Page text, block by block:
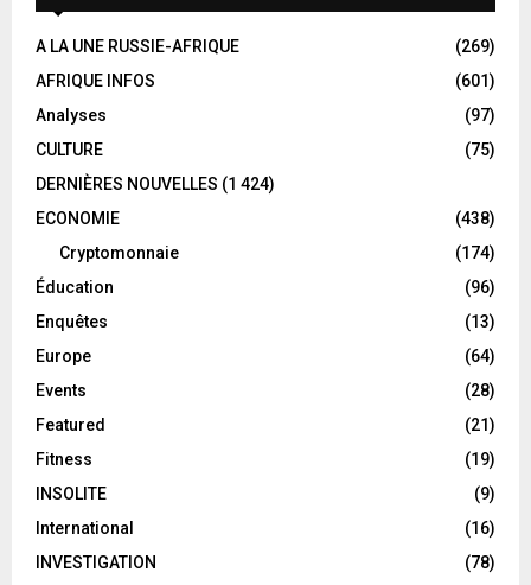
A LA UNE RUSSIE-AFRIQUE
(269)
AFRIQUE INFOS
(601)
Analyses
(97)
CULTURE
(75)
DERNIÈRES NOUVELLES (1 424)
ECONOMIE
(438)
Cryptomonnaie
(174)
Éducation
(96)
Enquêtes
(13)
Europe
(64)
Events
(28)
Featured
(21)
Fitness
(19)
INSOLITE
(9)
International
(16)
INVESTIGATION
(78)